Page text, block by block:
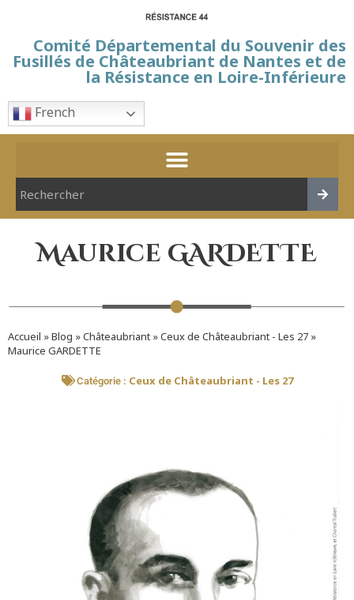
Comité Départemental du Souvenir des
Fusillés de Châteaubriant de Nantes et de
la Résistance en Loire-Inférieure
French
Maurice GARDETTE
Accueil »Blog »Châteaubriant »Ceux de Châteaubriant - Les 27 »
Maurice GARDETTE
Catégorie : Ceux de Châteaubriant - Les 27